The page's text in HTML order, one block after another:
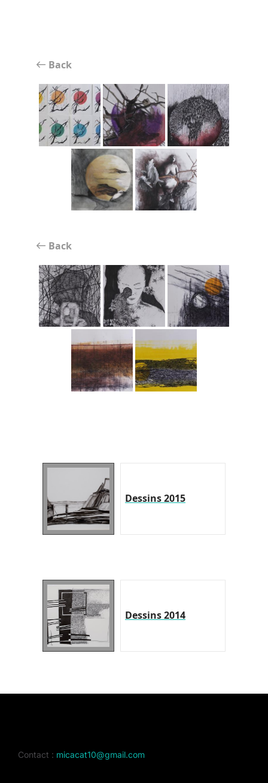
Back
Back
Dessins 2015
Dessins 2014
Contact : micacat10@gmail.com